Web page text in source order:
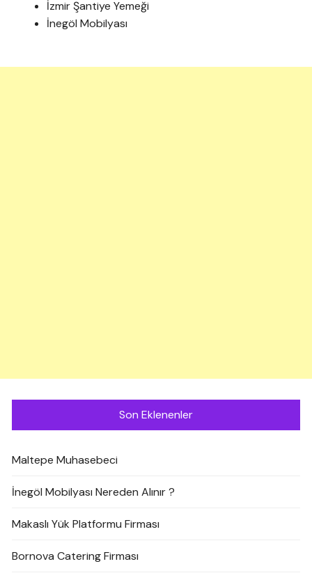
İzmir Şantiye Yemeği
İnegöl Mobilyası
Son Eklenenler
Maltepe Muhasebeci
İnegöl Mobilyası Nereden Alınır ?
Makaslı Yük Platformu Firması
Bornova Catering Firması